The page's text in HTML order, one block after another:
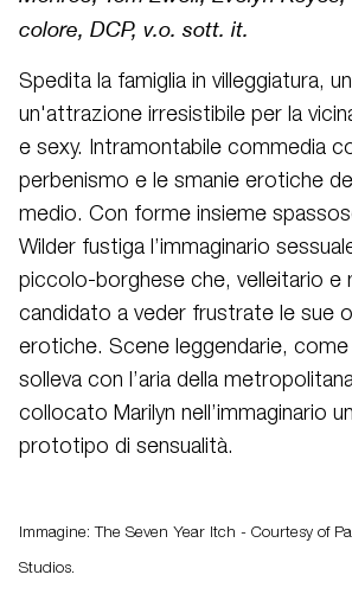
colore, DCP, v.o. sott. it.
Spedita la famiglia in villeggiatura,
un'attrazione irresistibile per la
e sexy. Intramontabile commedia
perbenismo e le smanie erotiche
medio. Con forme insieme
Wilder fustiga l’immaginario
piccolo-borghese che, velleitario e
candidato a veder frustrate le sue
erotiche. Scene leggendarie, come
solleva con l’aria della
collocato Marilyn nell’immaginario
prototipo di sensualità.
Immagine: The Seven Year Itch - Courtesy of
Studios.